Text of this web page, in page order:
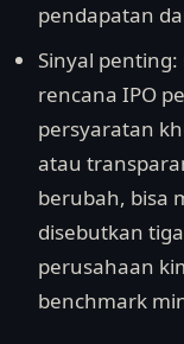
pendapatan
Sinyal penting:
rencana IPO
persyaratan
atau
berubah, bisa
disebutkan
perusahaan
benchmark